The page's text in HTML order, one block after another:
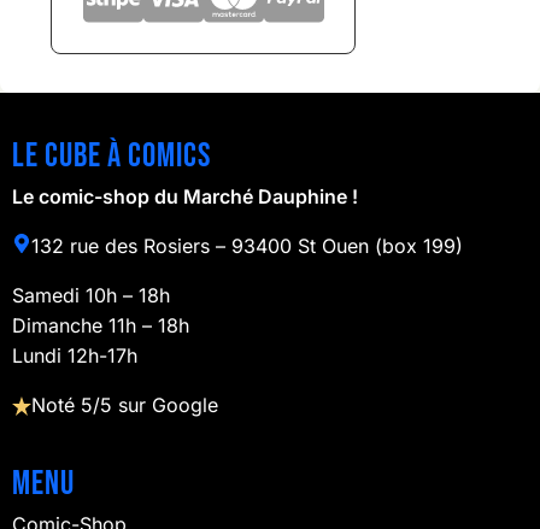
Le cube à comics
Le comic-shop du Marché Dauphine !
132 rue des Rosiers – 93400 St Ouen (box 199)
Samedi 10h – 18h
Dimanche 11h – 18h
Lundi 12h-17h
Noté 5/5 sur Google
Menu
Comic-Shop